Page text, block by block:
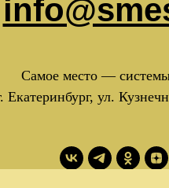
Самое место —
Екатеринбург, ул.